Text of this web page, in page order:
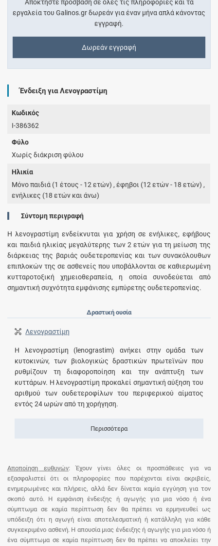
Αποκτήστε πρόσβαση σε όλες τις πληροφορίες και τα
εργαλεία του Galinos.gr δωρεάν για έναν μήνα απλά κάνοντας
εγγραφή.
Δωρεάν εγγραφή
Ένδειξη για Λενογραστίμη
Κωδικός
I-386362
Φύλο
Χωρίς διάκριση φύλου
Ηλικία
Μόνο παιδιά (1 έτους - 12 ετών) , έφηβοι (12 ετών - 18 ετών) ,
ενήλικες (18 ετών και άνω)
Σύντομη περιγραφή
Η λενογραστίμη ενδείκνυται για χρήση σε ενήλικες, εφήβους
και παιδιά ηλικίας μεγαλύτερης των 2 ετών για τη μείωση της
διάρκειας της βαριάς ουδετεροπενίας και των συνακόλουθων
επιπλοκών της σε ασθενείς που υποβάλλονται σε καθιερωμένη
κυτταροτοξική χημειοθεραπεία, η οποία συνοδεύεται από
σημαντική συχνότητα εμφάνισης εμπύρετης ουδετεροπενίας.
Δραστική ουσία
Λενογραστίμη
Η λενογραστίμη (lenograstim) ανήκει στην ομάδα των
κυτοκινών, των βιολογικώς δραστικών πρωτεϊνών που
ρυθμίζουν τη διαφοροποίηση και την ανάπτυξη των
κυττάρων. Η λενογραστίμη προκαλεί σημαντική αύξηση του
αριθμού των ουδετεροφίλων του περιφερικού αίματος
εντός 24 ωρών από τη χορήγηση.
Περισσότερα
Αποποίηση ευθυνών: Έχουν γίνει όλες οι προσπάθειες για να
εξασφαλιστεί ότι οι πληροφορίες που παρέχονται είναι ακριβείς,
ενημερωμένες και πλήρεις, αλλά δεν δίνεται καμία εγγύηση για τον
σκοπό αυτό. Η εμφάνιση ένδειξης ή αγωγής για μια νόσο ή ένα
σύμπτωμα σε καμία περίπτωση δεν θα πρέπει να ερμηνευθεί ως
υπόδειξη ότι η αγωγή είναι αποτελεσματική ή κατάλληλη για κάθε
συγκεκριμένο ασθενή. Η απουσία μιας ένδειξης ή αγωγής για μια νόσο ή
ένα σύμπτωμα σε καμία περίπτωση δεν θα πρέπει να αποκλείει την